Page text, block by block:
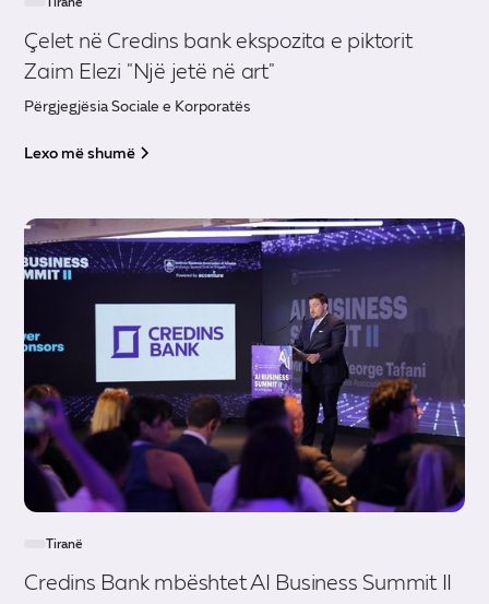
Çelet në Credins bank ekspozita e piktorit
Zaim Elezi "Një jetë në art"
Përgjegjësia Sociale e Korporatës
Lexo më shumë
Tiranë
Credins Bank mbështet AI Business Summit II